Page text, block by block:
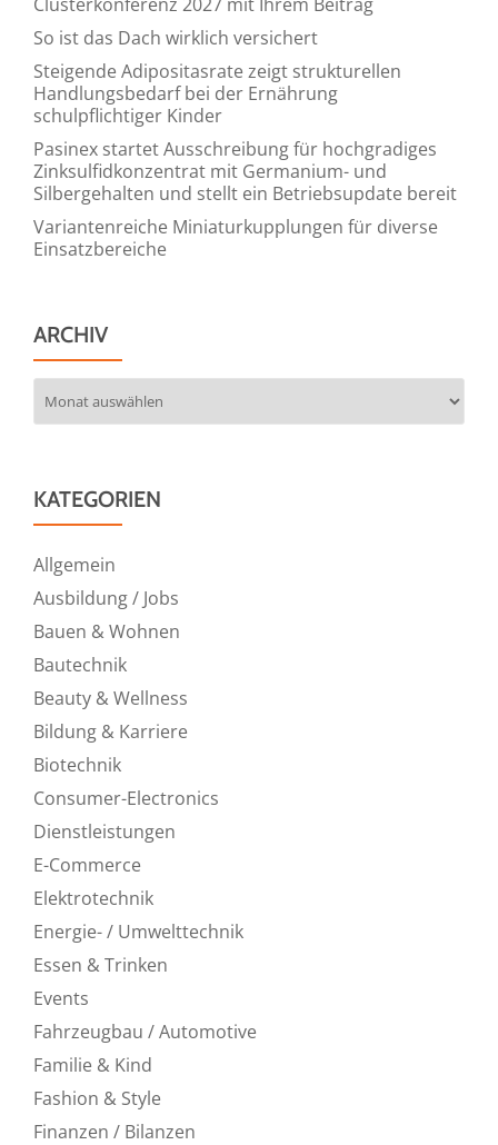
So ist das Dach wirklich versichert
Steigende Adipositasrate zeigt strukturellen
Handlungsbedarf bei der Ernährung
schulpflichtiger Kinder
Pasinex startet Ausschreibung für hochgradiges
Zinksulfidkonzentrat mit Germanium- und
Silbergehalten und stellt ein Betriebsupdate bereit
Variantenreiche Miniaturkupplungen für diverse
Einsatzbereiche
ARCHIV
KATEGORIEN
Allgemein
Ausbildung / Jobs
Bauen & Wohnen
Bautechnik
Beauty & Wellness
Bildung & Karriere
Biotechnik
Consumer-Electronics
Dienstleistungen
E-Commerce
Elektrotechnik
Energie- / Umwelttechnik
Essen & Trinken
Events
Fahrzeugbau / Automotive
Familie & Kind
Fashion & Style
Finanzen / Bilanzen